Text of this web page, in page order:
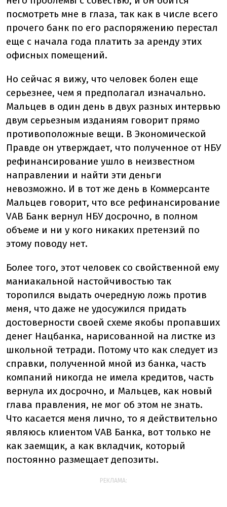
посмотреть мне в глаза, так как в числе всего
прочего банк по его распоряжению перестал
еще с начала года платить за аренду этих
офисных помещений.
Но сейчас я вижу, что человек болен еще
серьезнее, чем я предполагал изначально.
Мальцев в один день в двух разных интервью
двум серьезным изданиям говорит прямо
противоположные вещи. В Экономической
Правде он утверждает, что полученное от НБУ
рефинансирование ушло в неизвестном
направлении и найти эти деньги
невозможно. И в тот же день в Коммерсанте
Мальцев говорит, что все рефинансирование
VAB Банк вернул НБУ досрочно, в полном
объеме и ни у кого никаких претензий по
этому поводу нет.
Более того, этот человек со свойственной ему
маниакальной настойчивостью так
торопился выдать очередную ложь против
меня, что даже не удосужился придать
достоверности своей схеме якобы пропавших
денег Нацбанка, нарисованной на листке из
школьной тетради. Потому что как следует из
справки, полученной мной из банка, часть
компаний никогда не имела кредитов, часть
вернула их досрочно, и Мальцев, как новый
глава правления, не мог об этом не знать.
Что касается меня лично, то я действительно
являюсь клиентом VAB Банка, вот только не
как заемщик, а как вкладчик, который
постоянно размещает депозиты.
РЕКЛАМА: